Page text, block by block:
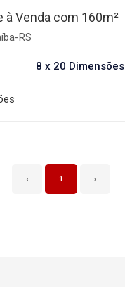
à Venda com 160m²
RS
8 x 20 Dimensões
‹ 1 ›